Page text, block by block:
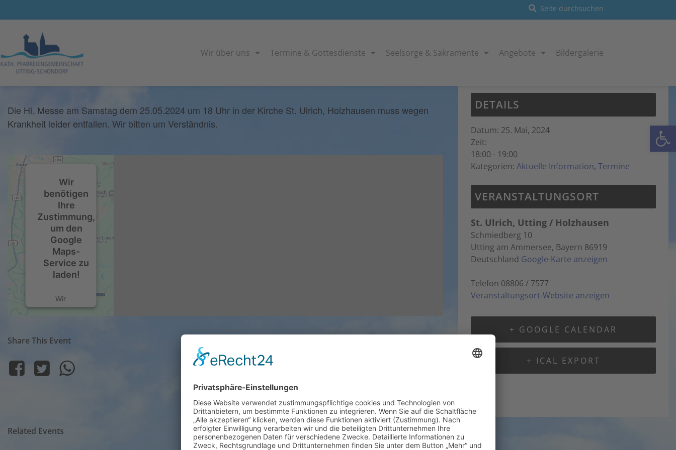
Wir über uns Termine & Gottesdienste Seelsorge & Sakramente Angebote Bildergalerie
Hl. Messe am 25.05. entfällt
25 Mai2024
Die Hl. Messe am Samstag dem 25.05.2024 um 18 Uhr in der Kirche St. Ulrich, Holzhausen muss wegen
Krankheit leider entfallen. Wir bitten um Verständnis.
Wir
benötigen
Ihre
Zustimmung,
um den
Google
Maps-
Service zu
laden!
Wir
verwenden
Drittanbieters,
Karteninhalte
einzubetten.
sammeln.
Share This Event
Diese Veranstaltung hat bereits stattgefunden.
DETAILS
Datum: 25. Mai, 2024
Zeit:
18:00 - 19:00
Kategorien: Aktuelle Information, Termine
VERANSTALTUNGSORT
St. Ulrich, Utting / Holzhausen
Schmiedberg 10
Utting am Ammersee, Bayern 86919
Deutschland Google-Karte anzeigen
Telefon 08806 / 7577
Veranstaltungsort-Website anzeigen
+ GOOGLE CALENDAR
+ ICAL EXPORT
Related Events